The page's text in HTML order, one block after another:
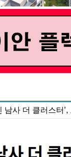
남사 더 클러스터